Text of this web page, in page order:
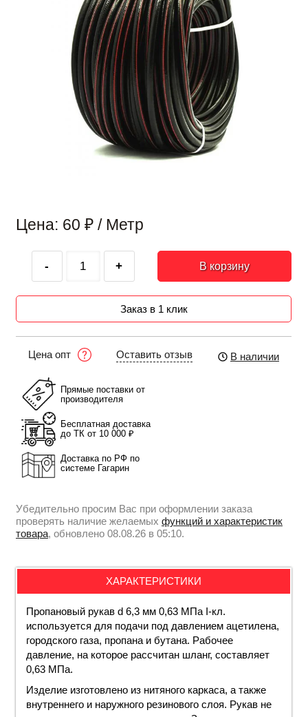
Цена: 60 ₽ / Метр
- + В корзину
Заказ в 1 клик
Цена опт Оставить отзыв В наличии
Прямые поставки от
производителя
Бесплатная доставка
до ТК от 10 000 ₽
Доставка по РФ по
системе Гагарин
Убедительно просим Вас при оформлении заказа
проверять наличие желаемых функций и характеристик
товара, обновлено 08.08.26 в 05:10.
ХАРАКТЕРИСТИКИ
Пропановый рукав d 6,3 мм 0,63 МПа I-кл.
используется для подачи под давлением ацетилена,
городского газа, пропана и бутана. Рабочее
давление, на которое рассчитан шланг, составляет
0,63 МПа.
Изделие изготовлено из нитяного каркаса, а также
внутреннего и наружного резинового слоя. Рукав не